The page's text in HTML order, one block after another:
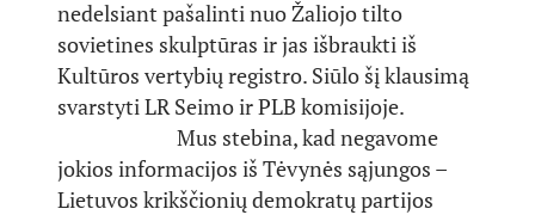
nedelsiant pašalinti nuo Žaliojo tilto
sovietines skulptūras ir jas išbraukti iš
Kultūros vertybių registro. Siūlo šį klausimą
svarstyti LR Seimo ir PLB komisijoje.
Mus stebina, kad negavome
jokios informacijos iš Tėvynės sąjungos –
Lietuvos krikščionių demokratų partijos